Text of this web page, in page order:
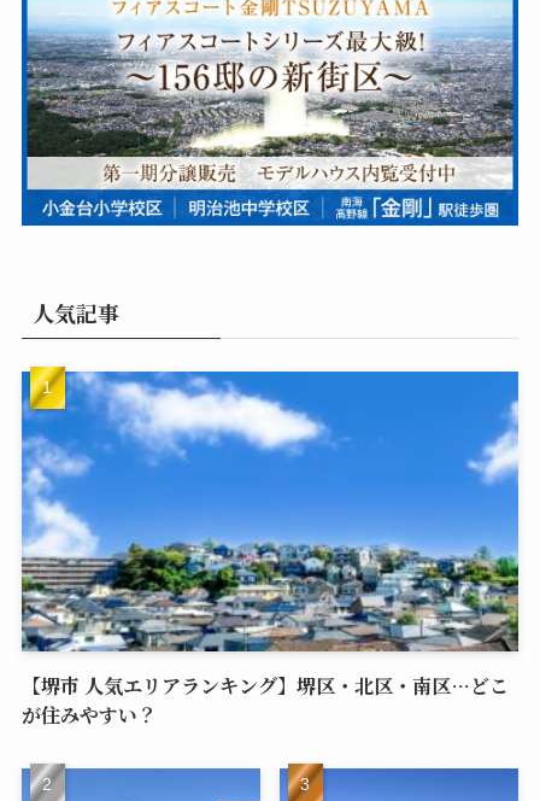
人気記事
【堺市 人気エリアランキング】堺区・北区・南区…どこ
が住みやすい？